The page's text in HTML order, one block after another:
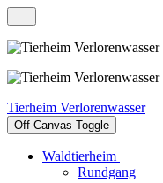
Tierheim Verlorenwasser
Off-Canvas Toggle
Waldtierheim
Rundgang